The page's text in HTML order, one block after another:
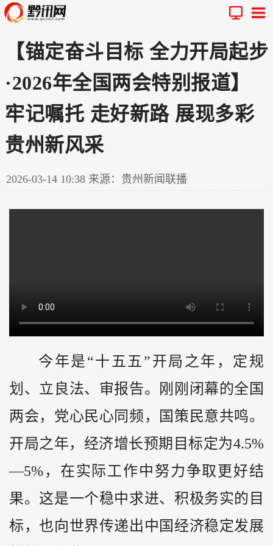
【锚定奋斗目标 全力开局起步
·2026年全国两会特别报道】
牢记嘱托 走好新路 展现多彩
贵州新风采
2026-03-14 10:38 来源：贵州新闻联播
今年是“十五五”开局之年，定规
划、立良法、审报告。刚刚闭幕的全国
两会，党心民心同频，国策民意共鸣。
开局之年，经济增长预期目标定为4.5%
—5%，在实际工作中努力争取更好结
果。这是一个稳中求进、积极务实的目
标，也向世界传递出中国经济稳定发展